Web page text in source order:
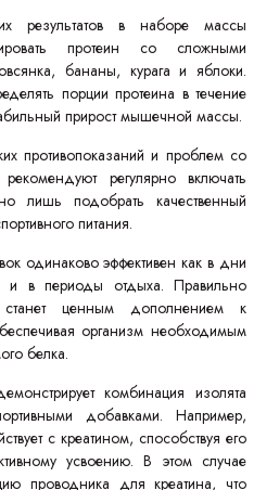
результатов в наборе массы
протеин со сложными
бананы, курага и яблоки.
порции протеина в течение
прирост мышечной массы.
противопоказаний и проблем со
регулярно включать
лишь подобрать качественный
питания.
одинаково эффективен как в дни
и в периоды отдыха. Правильно
ценным дополнением к
организм необходимым
белка.
комбинация изолята
добавками. Например,
с креатином, способствуя его
усвоению. В этом случае
проводника для креатина, что